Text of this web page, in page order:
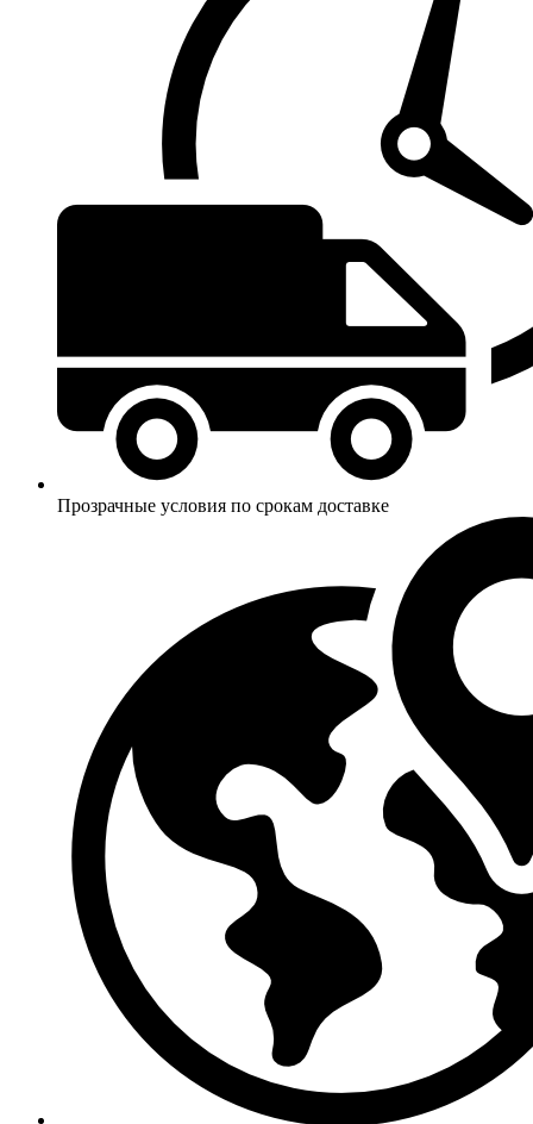
Прозрачные условия по срокам доставке